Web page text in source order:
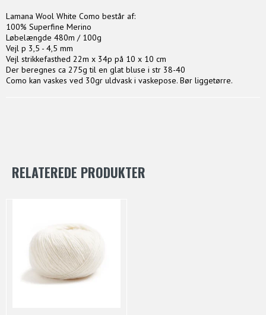
Lamana Wool White Como består af:
100% Superfine Merino
Løbelængde 480m / 100g
Vejl p 3,5 - 4,5 mm
Vejl strikkefasthed 22m x 34p på 10 x 10 cm
Der beregnes ca 275g til en glat bluse i str 38-40
Como kan vaskes ved 30gr uldvask i vaskepose. Bør liggetørre.
RELATEREDE PRODUKTER